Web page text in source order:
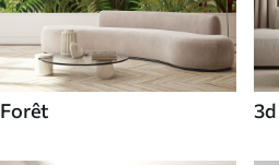
Forêt 3d